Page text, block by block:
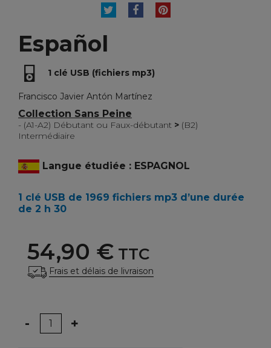
TWEETPARTAGERPINTEREST
Español
1 clé USB (fichiers mp3)
Francisco Javier Antón Martínez
Collection Sans Peine
- (A1-A2) Débutant ou Faux-débutant > (B2)
Intermédiaire
Langue étudiée : ESPAGNOL
1 clé USB de 1969 fichiers mp3 d’une durée
de 2 h 30
54,90 € TTC
Frais et délais de livraison
Quantité
- +